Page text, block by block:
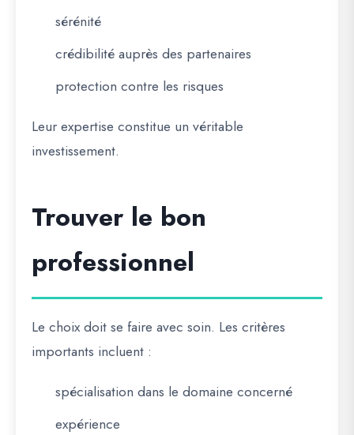
sérénité
crédibilité auprès des partenaires
protection contre les risques
Leur expertise constitue un véritable
investissement.
Trouver le bon
professionnel
Le choix doit se faire avec soin. Les critères
importants incluent :
spécialisation dans le domaine concerné
expérience